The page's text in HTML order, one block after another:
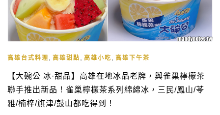
高雄台式料理 , 高雄甜點 , 高雄小吃 , 高雄下午茶
【大碗公 冰·甜品】高雄在地冰品老牌，與雀巢檸檬茶
聯手推出新品！雀巢檸檬茶系列綿綿冰，三民/鳳山/苓
雅/楠梓/旗津/鼓山都吃得到！